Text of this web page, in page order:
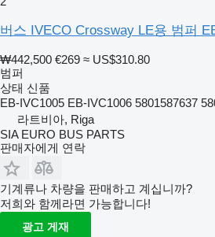
버스 IVECO Crossway LE용 범퍼
₩442,500 €269 ≈ US$310.80
범퍼
상태 신품
EB-IVC1005 EB-IVC1006 5801587637
라트비아, Riga
SIA EURO BUS PARTS
판매자에게 연락
기계류나 차량을 판매하고 계십니까?
저희와 함께라면 가능합니다!
광고 게재